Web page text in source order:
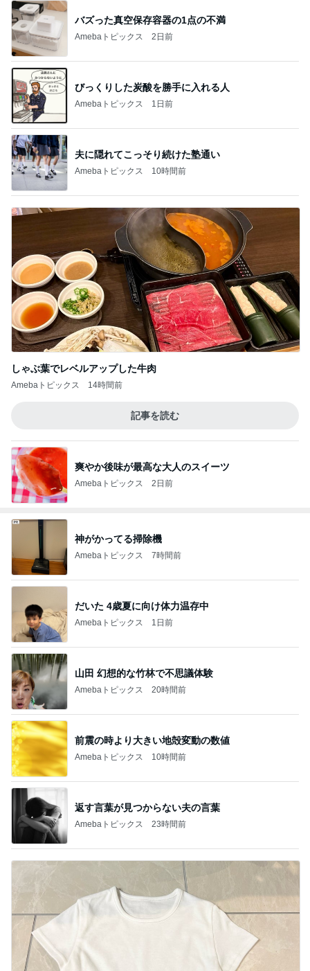
バズった真空保存容器の1点の不満
Amebaトピックス 2日前
びっくりした炭酸を勝手に入れる人
Amebaトピックス 1日前
夫に隠れてこっそり続けた塾通い
Amebaトピックス 10時間前
しゃぶ葉でレベルアップした牛肉
Amebaトピックス 14時間前
記事を読む
爽やか後味が最高な大人のスイーツ
Amebaトピックス 2日前
神がかってる掃除機
Amebaトピックス 7時間前
だいた 4歳夏に向け体力温存中
Amebaトピックス 1日前
山田 幻想的な竹林で不思議体験
Amebaトピックス 20時間前
前震の時より大きい地殻変動の数値
Amebaトピックス 10時間前
返す言葉が見つからない夫の言葉
Amebaトピックス 23時間前